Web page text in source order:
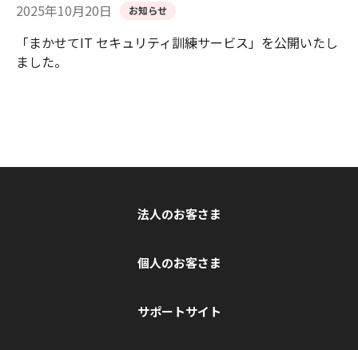
2025年10月20日 お知らせ
「まかせてIT セキュリティ訓練サービス」を公開いたし
ました。
法人のお客さま
個人のお客さま
サポートサイト